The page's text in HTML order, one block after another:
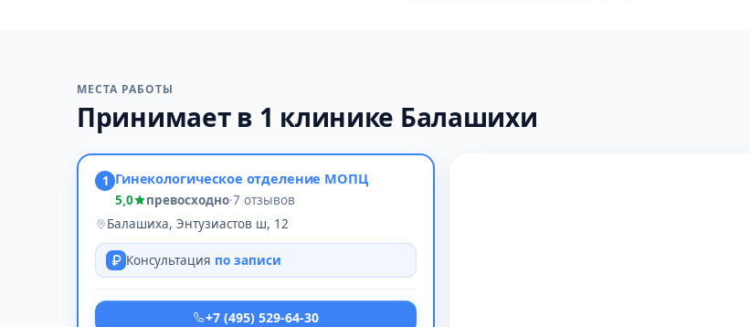
МЕСТА РАБОТЫ
Принимает в 1 клинике Балашихи
1 Гинекологическое отделение МОПЦ
5,0 превосходно·7 отзывов
Балашиха, Энтузиастов ш, 12
Консультация по записи
+7 (495) 529-64-30